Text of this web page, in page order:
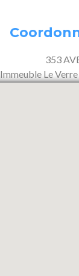
353
Immeuble Le